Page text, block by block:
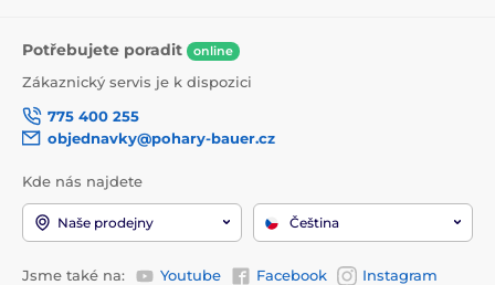
Potřebujete poradit online
Zákaznický servis je k dispozici
775 400 255
objednavky@pohary-bauer.cz
Kde nás najdete
Naše prodejny Čeština
Jsme také na: Youtube Facebook
Instagram